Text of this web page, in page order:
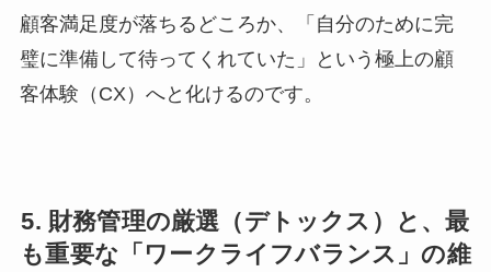
顧客満足度が落ちるどころか、「自分のために完
璧に準備して待ってくれていた」という極上の顧
客体験（CX）へと化けるのです。
5. 財務管理の厳選（デトックス）と、最
も重要な「ワークライフバランス」の維